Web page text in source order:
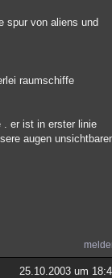
spur von aliens und
raumschiffe
. er ist in erster linie
augen
25.10.2003 um